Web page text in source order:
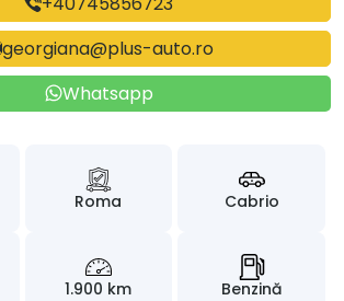
georgiana@plus-auto.ro
Whatsapp
Roma Cabrio
1.900 km Benzină